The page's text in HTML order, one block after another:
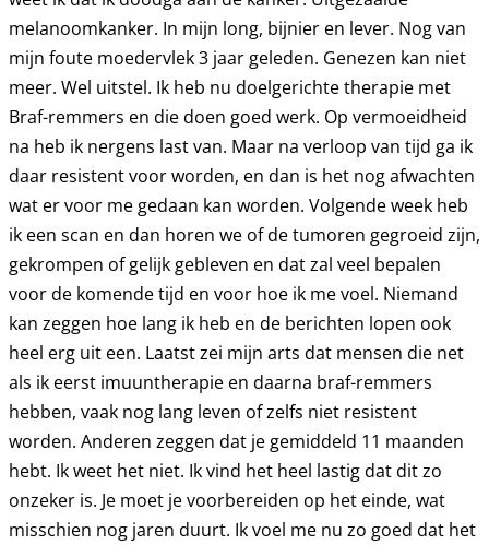
melanoomkanker. In mijn long, bijnier en lever. Nog van
mijn foute moedervlek 3 jaar geleden. Genezen kan niet
meer. Wel uitstel. Ik heb nu doelgerichte therapie met
Braf-remmers en die doen goed werk. Op vermoeidheid
na heb ik nergens last van. Maar na verloop van tijd ga ik
daar resistent voor worden, en dan is het nog afwachten
wat er voor me gedaan kan worden. Volgende week heb
ik een scan en dan horen we of de tumoren gegroeid zijn,
gekrompen of gelijk gebleven en dat zal veel bepalen
voor de komende tijd en voor hoe ik me voel. Niemand
kan zeggen hoe lang ik heb en de berichten lopen ook
heel erg uit een. Laatst zei mijn arts dat mensen die net
als ik eerst imuuntherapie en daarna braf-remmers
hebben, vaak nog lang leven of zelfs niet resistent
worden. Anderen zeggen dat je gemiddeld 11 maanden
hebt. Ik weet het niet. Ik vind het heel lastig dat dit zo
onzeker is. Je moet je voorbereiden op het einde, wat
misschien nog jaren duurt. Ik voel me nu zo goed dat het